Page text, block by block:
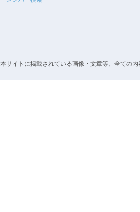
本サイトに掲載されている画像・文章等、全ての